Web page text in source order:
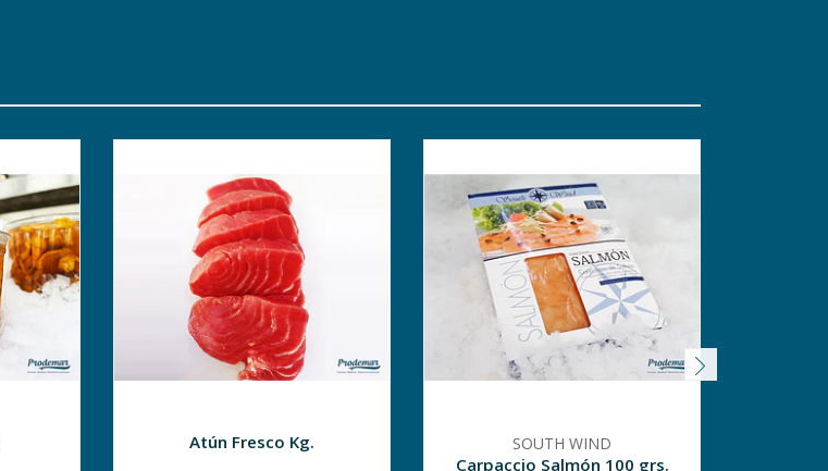
Atún Fresco Kg. SOUTH WIND
Carpaccio Salmón 100 grs.